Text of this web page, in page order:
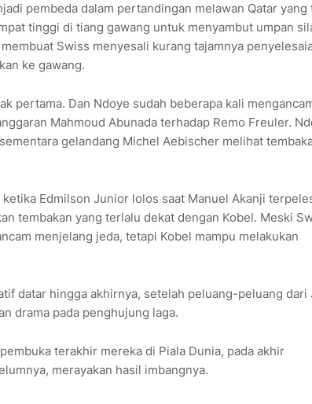
pembeda dalam pertandingan melawan Qatar yang
tinggi di tiang gawang untuk menyambut umpan
Swiss menyesali kurang tajamnya
ke gawang.
pertama. Dan Ndoye sudah beberapa kali
Mahmoud Abunada terhadap Remo Freuler.
gelandang Michel Aebischer melihat
Edmilson Junior lolos saat Manuel Akanji
tembakan yang terlalu dekat dengan Kobel. Meski
menjelang jeda, tetapi Kobel mampu melakukan
datar hingga akhirnya, setelah peluang-peluang dari
drama pada penghujung laga.
terakhir mereka di Piala Dunia, pada akhir
merayakan hasil imbangnya.